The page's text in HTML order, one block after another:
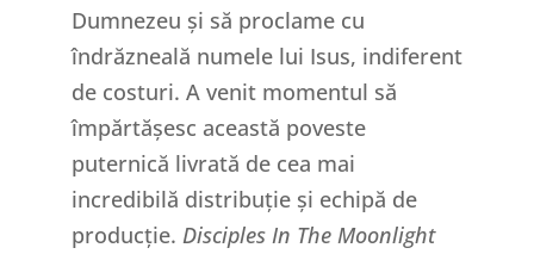
Dumnezeu și să proclame cu
îndrăzneală numele lui Isus, indiferent
de costuri. A venit momentul să
împărtășesc această poveste
puternică livrată de cea mai
incredibilă distribuție și echipă de
producție. Disciples In The Moonlight